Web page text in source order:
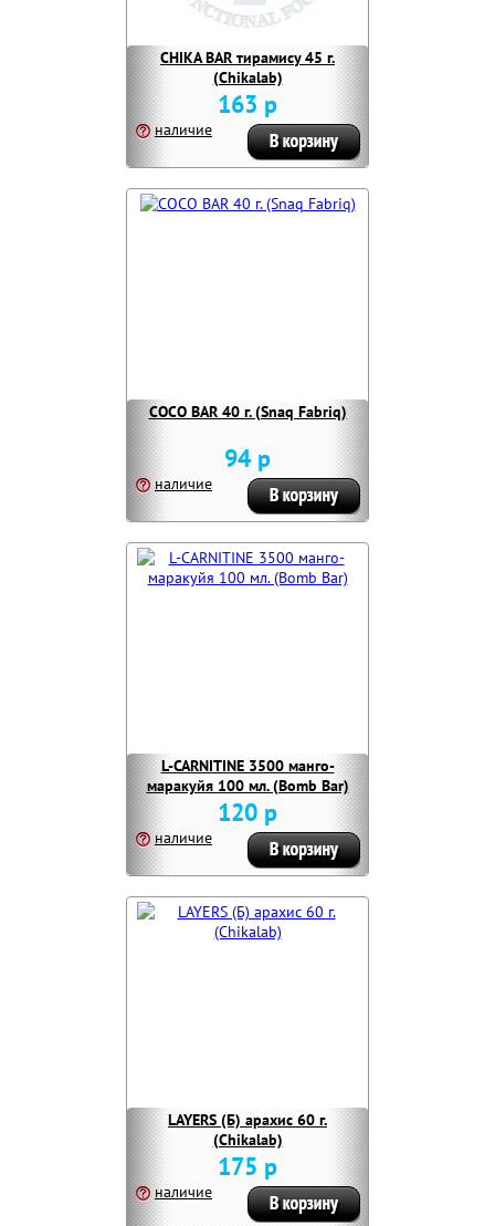
CHIKA BAR тирамису 45 г.
(Chikalab)
163 р
наличие
COCO BAR 40 г. (Snaq Fabriq)
94 р
наличие
L-CARNITINE 3500 манго-
маракуйя 100 мл. (Bomb Bar)
120 р
наличие
LAYERS (Б) арахис 60 г.
(Chikalab)
175 р
наличие